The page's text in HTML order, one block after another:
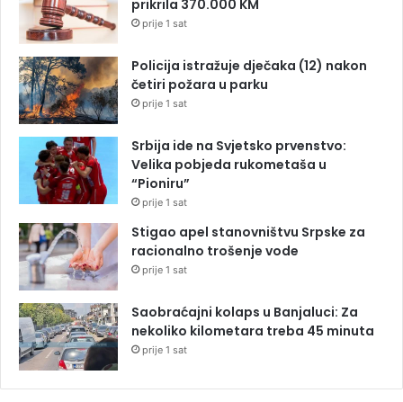
prikrila 370.000 KM
prije 1 sat
Policija istražuje dječaka (12) nakon
četiri požara u parku
prije 1 sat
Srbija ide na Svjetsko prvenstvo:
Velika pobjeda rukometaša u
“Pioniru”
prije 1 sat
Stigao apel stanovništvu Srpske za
racionalno trošenje vode
prije 1 sat
Saobraćajni kolaps u Banjaluci: Za
nekoliko kilometara treba 45 minuta
prije 1 sat